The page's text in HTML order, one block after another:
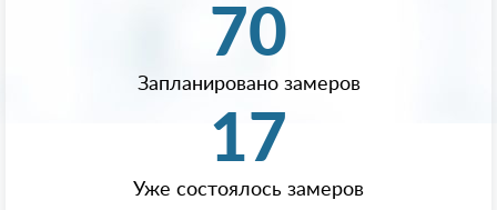
70
Запланировано замеров
17
Уже состоялось замеров